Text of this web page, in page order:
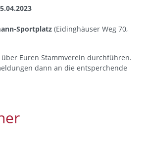
Sportplatz (Eidinghäuser Weg 70,
Euren Stammverein durchführen.
dann an die entsperchende